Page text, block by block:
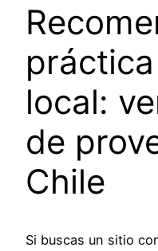
local:
de
Chile
Si buscas un sitio